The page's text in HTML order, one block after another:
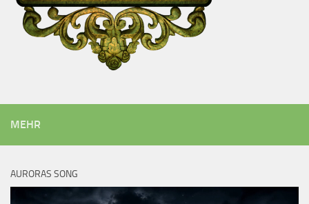
MEHR
AURORAS SONG